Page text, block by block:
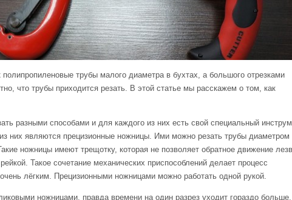
трубы малого диаметра в бухтах, а большого отрезками
что трубы приходится резать. В этой статье мы расскажем о том, как
разными способами и для каждого из них есть свой специальный
них являются прецизионные ножницы. Ими можно резать трубы диаметром
ножницы имеют трещотку, которая не позволяет обратное движение
Такое сочетание механических приспособлений делает процесс
лёгким. Прецизионными ножницами можно работать одной рукой.
ножницами, правда времени на один разрез уходит гораздо больше.